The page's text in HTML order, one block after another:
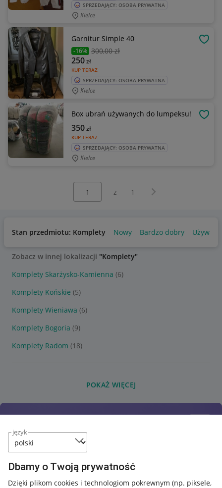
język
Dbamy o Twoją prywatność
Dzięki plikom cookies i technologiom pokrewnym (np. piksele,
SPRZEDAJĄCY: OSOBA PRYWATNA
Kielce
Garnitur Simple 40
-16% 300,00 zł
KUP TERAZ
250zł
SPRZEDAJĄCY: OSOBA PRYWATNA
Kielce
Box ubrań używanych do lumpeksu!
KUP TERAZ
350zł
SPRZEDAJĄCY: OSOBA PRYWATNA
Kielce
z 1 Następna strona
Stan przedmiotu: Komplety Nowy Bardzo dobry Używany
Zobacz w innej lokalizacji "Komplety"
Komplety Skarżysko-Kamienna (6)
Komplety Końskie (5)
Komplety Wieniawa (6)
Komplety Bogoria (9)
Komplety Radom (18)
POKAŻ WIĘCEJ